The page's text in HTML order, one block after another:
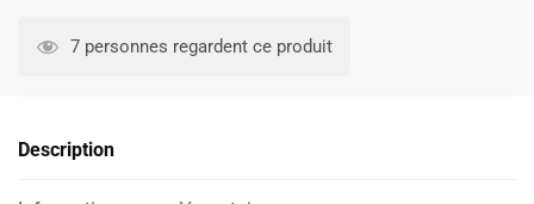
PSG
Noir
7 personnes regardent ce produit
Description